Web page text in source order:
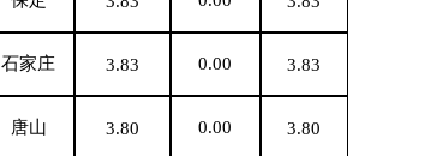
石家庄 3.83 0.00 3.83
唐山 3.80 0.00 3.80